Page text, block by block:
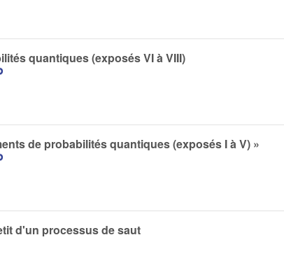
quantiques (exposés VI à VIII)
de probabilités quantiques (exposés I à V) »
d'un processus de saut